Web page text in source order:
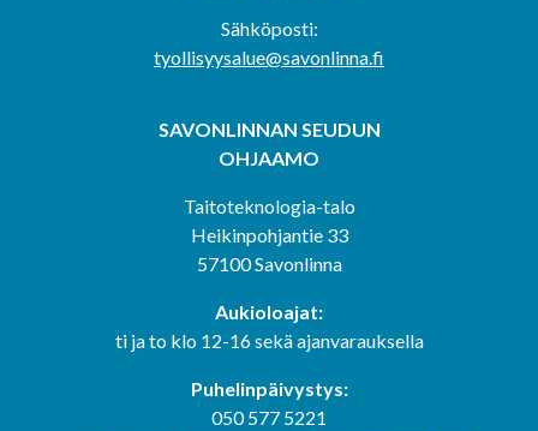
Sähköposti:
tyollisyysalue@savonlinna.fi
SAVONLINNAN SEUDUN
OHJAAMO
Taitoteknologia-talo
Heikinpohjantie 33
57100 Savonlinna
Aukioloajat:
ti ja to klo 12-16 sekä ajanvarauksella
Puhelinpäivystys:
050 577 5221